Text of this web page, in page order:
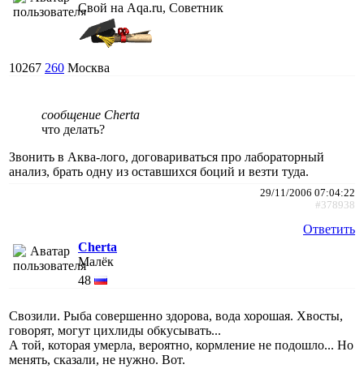
Свой на Aqa.ru, Советник
10267 260 Москва
сообщение Cherta
что делать?
Звонить в Аква-лого, договариваться про лабораторный
анализ, брать одну из оставшихся боций и везти туда.
29/11/2006 07:04:22
#378938
Ответить
Cherta
Малёк
48
Свозили. Рыба совершенно здорова, вода хорошая. Хвосты,
говорят, могут цихлиды обкусывать...
А той, которая умерла, вероятно, кормление не подошло... Но
менять, сказали, не нужно. Вот.